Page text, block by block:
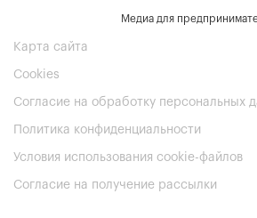
Медиа для
Карта сайта
Cookies
Согласие на обработку персональных
Политика конфиденциальности
Условия использования cookie-файлов
Согласие на получение рассылки